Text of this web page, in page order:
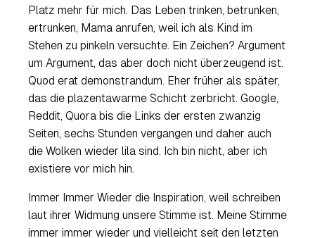
Platz mehr für mich. Das Leben trinken, betrunken,
ertrunken, Mama anrufen, weil ich als Kind im
Stehen zu pinkeln versuchte. Ein Zeichen? Argument
um Argument, das aber doch nicht überzeugend ist.
Quod erat demonstrandum. Eher früher als später,
das die plazentawarme Schicht zerbricht. Google,
Reddit, Quora bis die Links der ersten zwanzig
Seiten, sechs Stunden vergangen und daher auch
die Wolken wieder lila sind. Ich bin nicht, aber ich
existiere vor mich hin.
Immer Immer Wieder die Inspiration, weil schreiben
laut ihrer Widmung unsere Stimme ist. Meine Stimme
immer immer wieder und vielleicht seit den letzten